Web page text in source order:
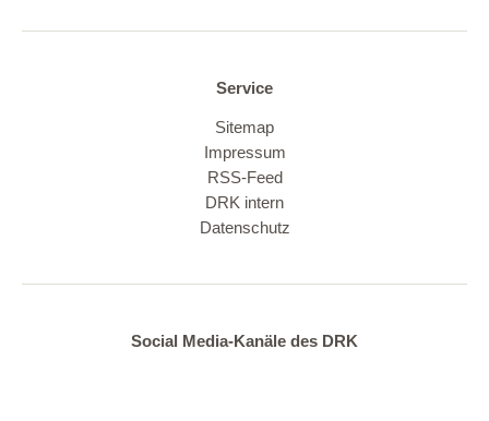
Service
Sitemap
Impressum
RSS-Feed
DRK intern
Datenschutz
Social Media-Kanäle des DRK